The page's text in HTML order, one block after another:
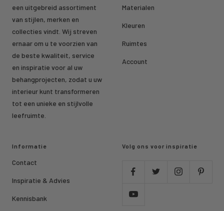
een uitgebreid assortiment
van stijlen, merken en
collecties vindt. Wij streven
ernaar om u te voorzien van
de beste kwaliteit, service
en inspiratie voor al uw
behangprojecten, zodat u uw
interieur kunt transformeren
tot een unieke en stijlvolle
leefruimte.
Materialen
Kleuren
Ruimtes
Account
Informatie
Contact
Inspiratie & Advies
Kennisbank
Volg ons voor inspiratie